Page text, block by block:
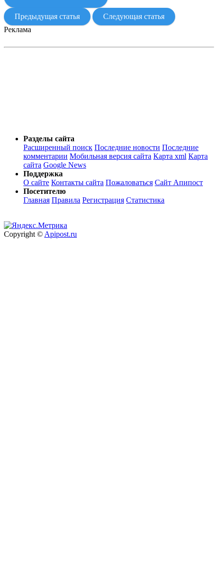
Предыдущая статья
Следующая статья
Реклама
Разделы сайта
Расширенный поиск Последние новости Последние
комментарии Мобильная версия сайта Карта xml Карта
сайта Google News
Поддержка
О сайте Контакты сайта Пожаловаться Сайт Апипост
Посетителю
Главная Правила Регистрация Статистика
Copyright © Apipost.ru